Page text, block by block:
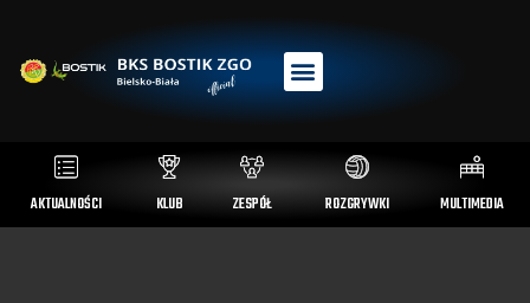
AKTUALNOŚCI KLUB ZESPÓŁ ROZGRYWKI MULTIMEDIA